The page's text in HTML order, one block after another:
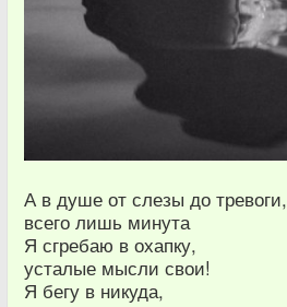
А в душе от слезы до тревоги,
всего лишь минута
Я сгребаю в охапку,
усталые мысли свои!
Я бегу в никуда,